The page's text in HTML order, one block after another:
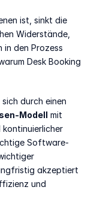
ist, sinkt die
Widerstände,
den Prozess
Desk Booking
durch einen
Modell mit
Software-
akzeptiert
und